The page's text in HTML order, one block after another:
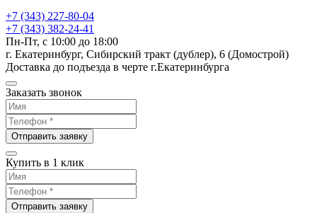
+7 (343) 227-80-04
+7 (343) 382-24-41
Пн-Пт, с 10:00 до 18:00
г. Екатеринбург, Сибирский тракт (дублер), 6 (Домострой)
Доставка до подъезда в черте г.Екатеринбурга
Заказать звонок
Отправить заявку
Купить в 1 клик
Отправить заявку